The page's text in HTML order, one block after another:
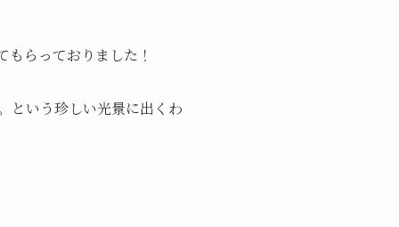
らっておりました！
という珍しい光景に出くわ